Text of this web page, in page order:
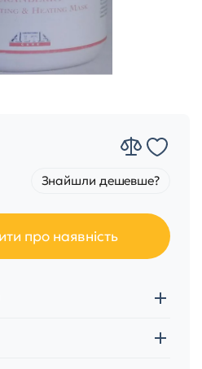
Знайшли дешевше?
про наявність